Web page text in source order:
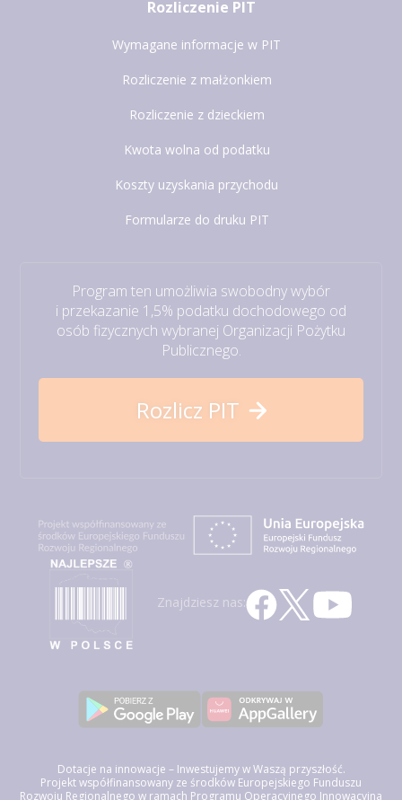
Rozliczenie PIT
Wymagane informacje w PIT
Rozliczenie z małżonkiem
Rozliczenie z dzieckiem
Kwota wolna od podatku
Koszty uzyskania przychodu
Formularze do druku PIT
Program ten umożliwia swobodny wybór
i przekazanie 1,5% podatku dochodowego od
osób fizycznych wybranej Organizacji Pożytku
Publicznego.
Rozlicz PIT
Znajdziesz nas:
Dotacje na innowacje – Inwestujemy w Waszą przyszłość.
Projekt współfinansowany ze środków Europejskiego Funduszu
Rozwoju Regionalnego w ramach Programu Operacyjnego Innowacyjna